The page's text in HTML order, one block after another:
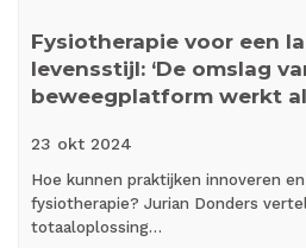
Fysiotherapie voor een
levensstijl: ‘De omslag
beweegplatform werkt
23 okt 2024
Hoe kunnen praktijken innoveren
fysiotherapie? Jurian Donders
totaaloplossing…